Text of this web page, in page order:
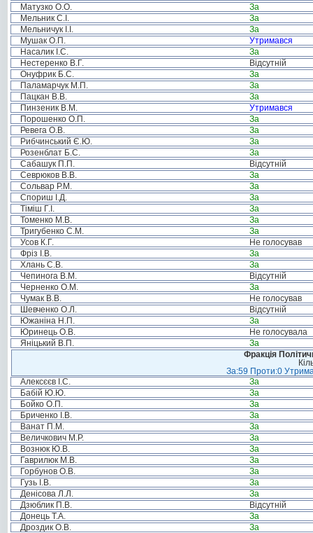
Матузко О.О.
За
Мельник С.І.
За
Мельничук І.І.
За
Мушак О.П.
Утримався
Насалик І.С.
За
Нестеренко В.Г.
Відсутній
Онуфрик Б.С.
За
Паламарчук М.П.
За
Пацкан В.В.
За
Пинзеник В.М.
Утримався
Порошенко О.П.
За
Ревега О.В.
За
Рибчинський Є.Ю.
За
Розенблат Б.С.
За
Сабашук П.П.
Відсутній
Севрюков В.В.
За
Сольвар Р.М.
За
Спориш І.Д.
За
Тіміш Г.І.
За
Томенко М.В.
За
Тригубенко С.М.
За
Усов К.Г.
Не голосував
Фріз І.В.
За
Хлань С.В.
За
Чепинога В.М.
Відсутній
Черненко О.М.
За
Чумак В.В.
Не голосував
Шевченко О.Л.
Відсутній
Южаніна Н.П.
За
Юринець О.В.
Не голосувала
Яніцький В.П.
За
Фракція
За:59 Проти:0
Алексєєв І.С.
За
Бабій Ю.Ю.
За
Бойко О.П.
За
Бриченко І.В.
За
Ванат П.М.
За
Величкович М.Р.
За
Вознюк Ю.В.
За
Гаврилюк М.В.
За
Горбунов О.В.
За
Гузь І.В.
За
Денісова Л.Л.
За
Дзюблик П.В.
Відсутній
Донець Т.А.
За
Дроздик О.В.
За